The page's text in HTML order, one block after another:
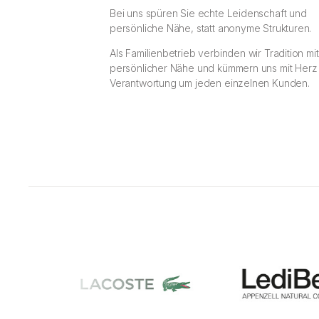
Bei uns spüren Sie echte Leidenschaft und
persönliche Nähe, statt anonyme Strukturen.
Als Familienbetrieb verbinden wir Tradition mit
persönlicher Nähe und kümmern uns mit
Verantwortung um jeden einzelnen Kunden.